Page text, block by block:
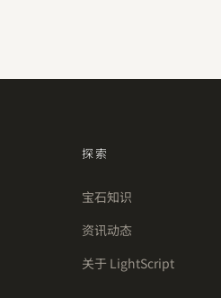
探索
宝石知识
资讯动态
关于 LightScript